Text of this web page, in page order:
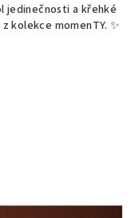
jedinečnosti a křehké
kolekce momenTY. ✨